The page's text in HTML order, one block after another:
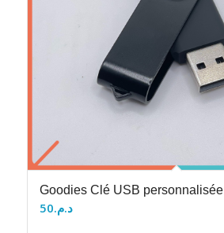
Goodies Clé USB personnalisée
د.م.50